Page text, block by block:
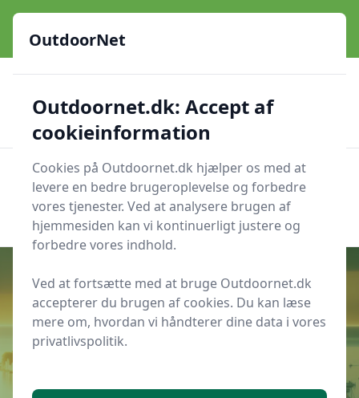
OutdoorNet - Inspiration, guides og grej til livet under åben
himmel
23 produktyper 🔐Sikker nethandel
Verificerede webshops
OutdoorNet
Søg nu
Søg nu
Udgivet iInspiration
Sådan planlægger du et
OutdoorNet
Outdoornet.dk: Accept af
cookieinformation
Cookies på Outdoornet.dk hjælper os med at
levere en bedre brugeroplevelse og forbedre
vores tjenester. Ved at analysere brugen af
hjemmesiden kan vi kontinuerligt justere og
forbedre vores indhold.
Ved at fortsætte med at bruge Outdoornet.dk
accepterer du brugen af cookies. Du kan læse
mere om, hvordan vi håndterer dine data i vores
privatlivspolitik.